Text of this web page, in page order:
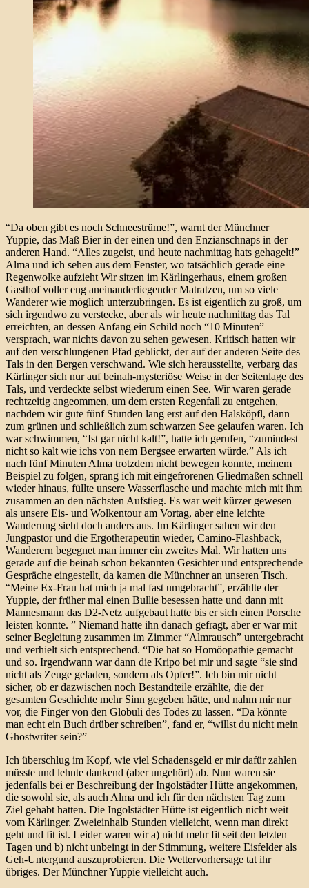
“Da oben gibt es noch Schneestrüme!”, warnt der Münchner
Yuppie, das Maß Bier in der einen und den Enzianschnaps in der
anderen Hand. “Alles zugeist, und heute nachmittag hats gehagelt!”
Alma und ich sehen aus dem Fenster, wo tatsächlich gerade eine
Regenwolke aufzieht Wir sitzen im Kärlingerhaus, einem großen
Gasthof voller eng aneinanderliegender Matratzen, um so viele
Wanderer wie möglich unterzubringen. Es ist eigentlich zu groß, um
sich irgendwo zu verstecke, aber als wir heute nachmittag das Tal
erreichten, an dessen Anfang ein Schild noch “10 Minuten”
versprach, war nichts davon zu sehen gewesen. Kritisch hatten wir
auf den verschlungenen Pfad geblickt, der auf der anderen Seite des
Tals in den Bergen verschwand. Wie sich herausstellte, verbarg das
Kärlinger sich nur auf beinah-mysteriöse Weise in der Seitenlage des
Tals, und verdeckte selbst wiederum einen See. Wir waren gerade
rechtzeitig angeommen, um dem ersten Regenfall zu entgehen,
nachdem wir gute fünf Stunden lang erst auf den Halsköpfl, dann
zum grünen und schließlich zum schwarzen See gelaufen waren. Ich
war schwimmen, “Ist gar nicht kalt!”, hatte ich gerufen, “zumindest
nicht so kalt wie ichs von nem Bergsee erwarten würde.” Als ich
nach fünf Minuten Alma trotzdem nicht bewegen konnte, meinem
Beispiel zu folgen, sprang ich mit eingefrorenen Gliedmaßen schnell
wieder hinaus, füllte unsere Wasserflasche und machte mich mit ihm
zusammen an den nächsten Aufstieg. Es war weit kürzer gewesen
als unsere Eis- und Wolkentour am Vortag, aber eine leichte
Wanderung sieht doch anders aus. Im Kärlinger sahen wir den
Jungpastor und die Ergotherapeutin wieder, Camino-Flashback,
Wanderern begegnet man immer ein zweites Mal. Wir hatten uns
gerade auf die beinah schon bekannten Gesichter und entsprechende
Gespräche eingestellt, da kamen die Münchner an unseren Tisch.
“Meine Ex-Frau hat mich ja mal fast umgebracht”, erzählte der
Yuppie, der früher mal einen Bullie besessen hatte und dann mit
Mannesmann das D2-Netz aufgebaut hatte bis er sich einen Porsche
leisten konnte. ” Niemand hatte ihn danach gefragt, aber er war mit
seiner Begleitung zusammen im Zimmer “Almrausch” untergebracht
und verhielt sich entsprechend. “Die hat so Homöopathie gemacht
und so. Irgendwann war dann die Kripo bei mir und sagte “sie sind
nicht als Zeuge geladen, sondern als Opfer!”. Ich bin mir nicht
sicher, ob er dazwischen noch Bestandteile erzählte, die der
gesamten Geschichte mehr Sinn gegeben hätte, und nahm mir nur
vor, die Finger von den Globuli des Todes zu lassen. “Da könnte
man echt ein Buch drüber schreiben”, fand er, “willst du nicht mein
Ghostwriter sein?”
Ich überschlug im Kopf, wie viel Schadensgeld er mir dafür zahlen
müsste und lehnte dankend (aber ungehört) ab. Nun waren sie
jedenfalls bei er Beschreibung der Ingolstädter Hütte angekommen,
die sowohl sie, als auch Alma und ich für den nächsten Tag zum
Ziel gehabt hatten. Die Ingolstädter Hütte ist eigentlich nicht weit
vom Kärlinger. Zweieinhalb Stunden vielleicht, wenn man direkt
geht und fit ist. Leider waren wir a) nicht mehr fit seit den letzten
Tagen und b) nicht unbeingt in der Stimmung, weitere Eisfelder als
Geh-Untergund auszuprobieren. Die Wettervorhersage tat ihr
übriges. Der Münchner Yuppie vielleicht auch.